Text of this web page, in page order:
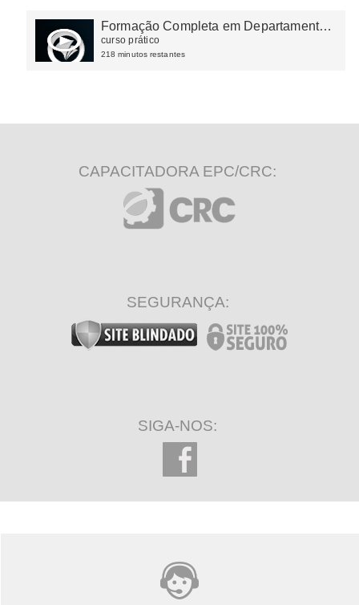
Formação Completa em Departamento
Pessoal
curso prático
218 minutos restantes
CAPACITADORA EPC/CRC:
SEGURANÇA:
SIGA-NOS: